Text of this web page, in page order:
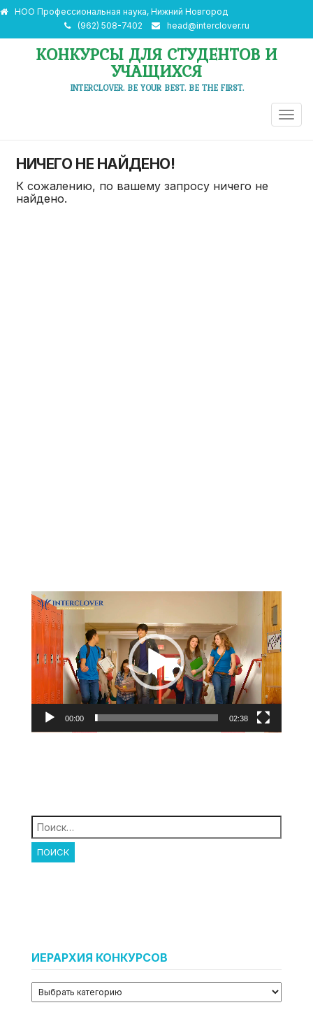
НОО Профессиональная наука, Нижний Новгород
(962) 508-7402
head@interclover.ru
КОНКУРСЫ ДЛЯ СТУДЕНТОВ И
УЧАЩИХСЯ
INTERCLOVER. BE YOUR BEST. BE THE FIRST.
НИЧЕГО НЕ НАЙДЕНО!
К сожалению, по вашему запросу ничего не
найдено.
Видеоплеер
00:00 02:38
Найти:
ИЕРАРХИЯ КОНКУРСОВ